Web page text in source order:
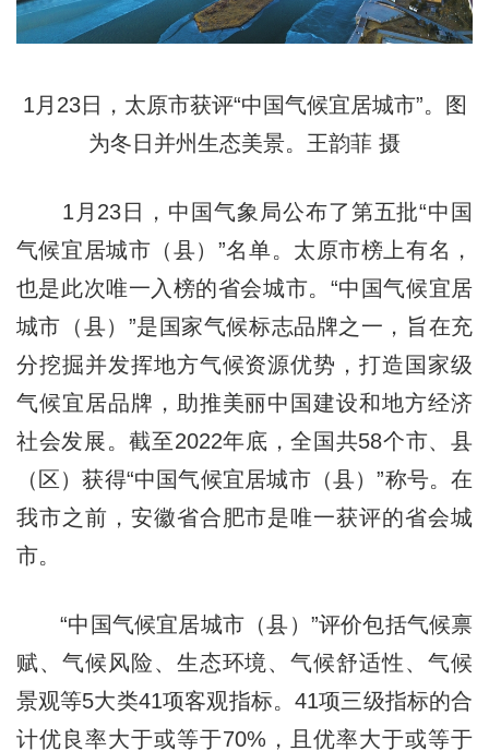
1月23日，太原市获评“中国气候宜居城市”。图
为冬日并州生态美景。王韵菲 摄
1月23日，中国气象局公布了第五批“中国
气候宜居城市（县）”名单。太原市榜上有名，
也是此次唯一入榜的省会城市。“中国气候宜居
城市（县）”是国家气候标志品牌之一，旨在充
分挖掘并发挥地方气候资源优势，打造国家级
气候宜居品牌，助推美丽中国建设和地方经济
社会发展。截至2022年底，全国共58个市、县
（区）获得“中国气候宜居城市（县）”称号。在
我市之前，安徽省合肥市是唯一获评的省会城
市。
“中国气候宜居城市（县）”评价包括气候禀
赋、气候风险、生态环境、气候舒适性、气候
景观等5大类41项客观指标。41项三级指标的合
计优良率大于或等于70%，且优率大于或等于